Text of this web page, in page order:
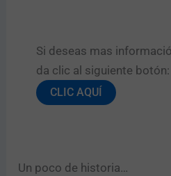
Si deseas mas
da clic al siguiente botón:​
CLIC AQUÍ
Un poco de historia…